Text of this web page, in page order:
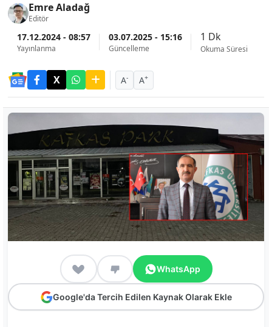
Emre Aladağ
Editör
17.12.2024 - 08:57
Yayınlanma
03.07.2025 - 15:16
Güncelleme
1 Dk
Okuma Süresi
A- A+
WhatsApp
Google'da Tercih Edilen Kaynak Olarak Ekle